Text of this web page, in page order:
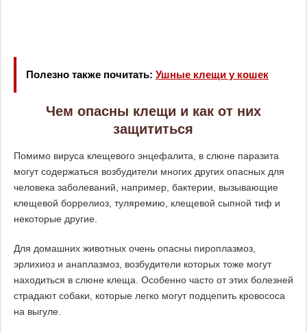
Полезно также почитать: Ушные клещи у кошек
Чем опасны клещи и как от них
защититься
Помимо вируса клещевого энцефалита, в слюне паразита
могут содержаться возбудители многих других опасных для
человека заболеваний, например, бактерии, вызывающие
клещевой боррелиоз, туляремию, клещевой сыпной тиф и
некоторые другие.
Для домашних животных очень опасны пироплазмоз,
эрлихиоз и анаплазмоз, возбудители которых тоже могут
находиться в слюне клеща. Особенно часто от этих болезней
страдают собаки, которые легко могут подцепить кровососа
на выгуле.